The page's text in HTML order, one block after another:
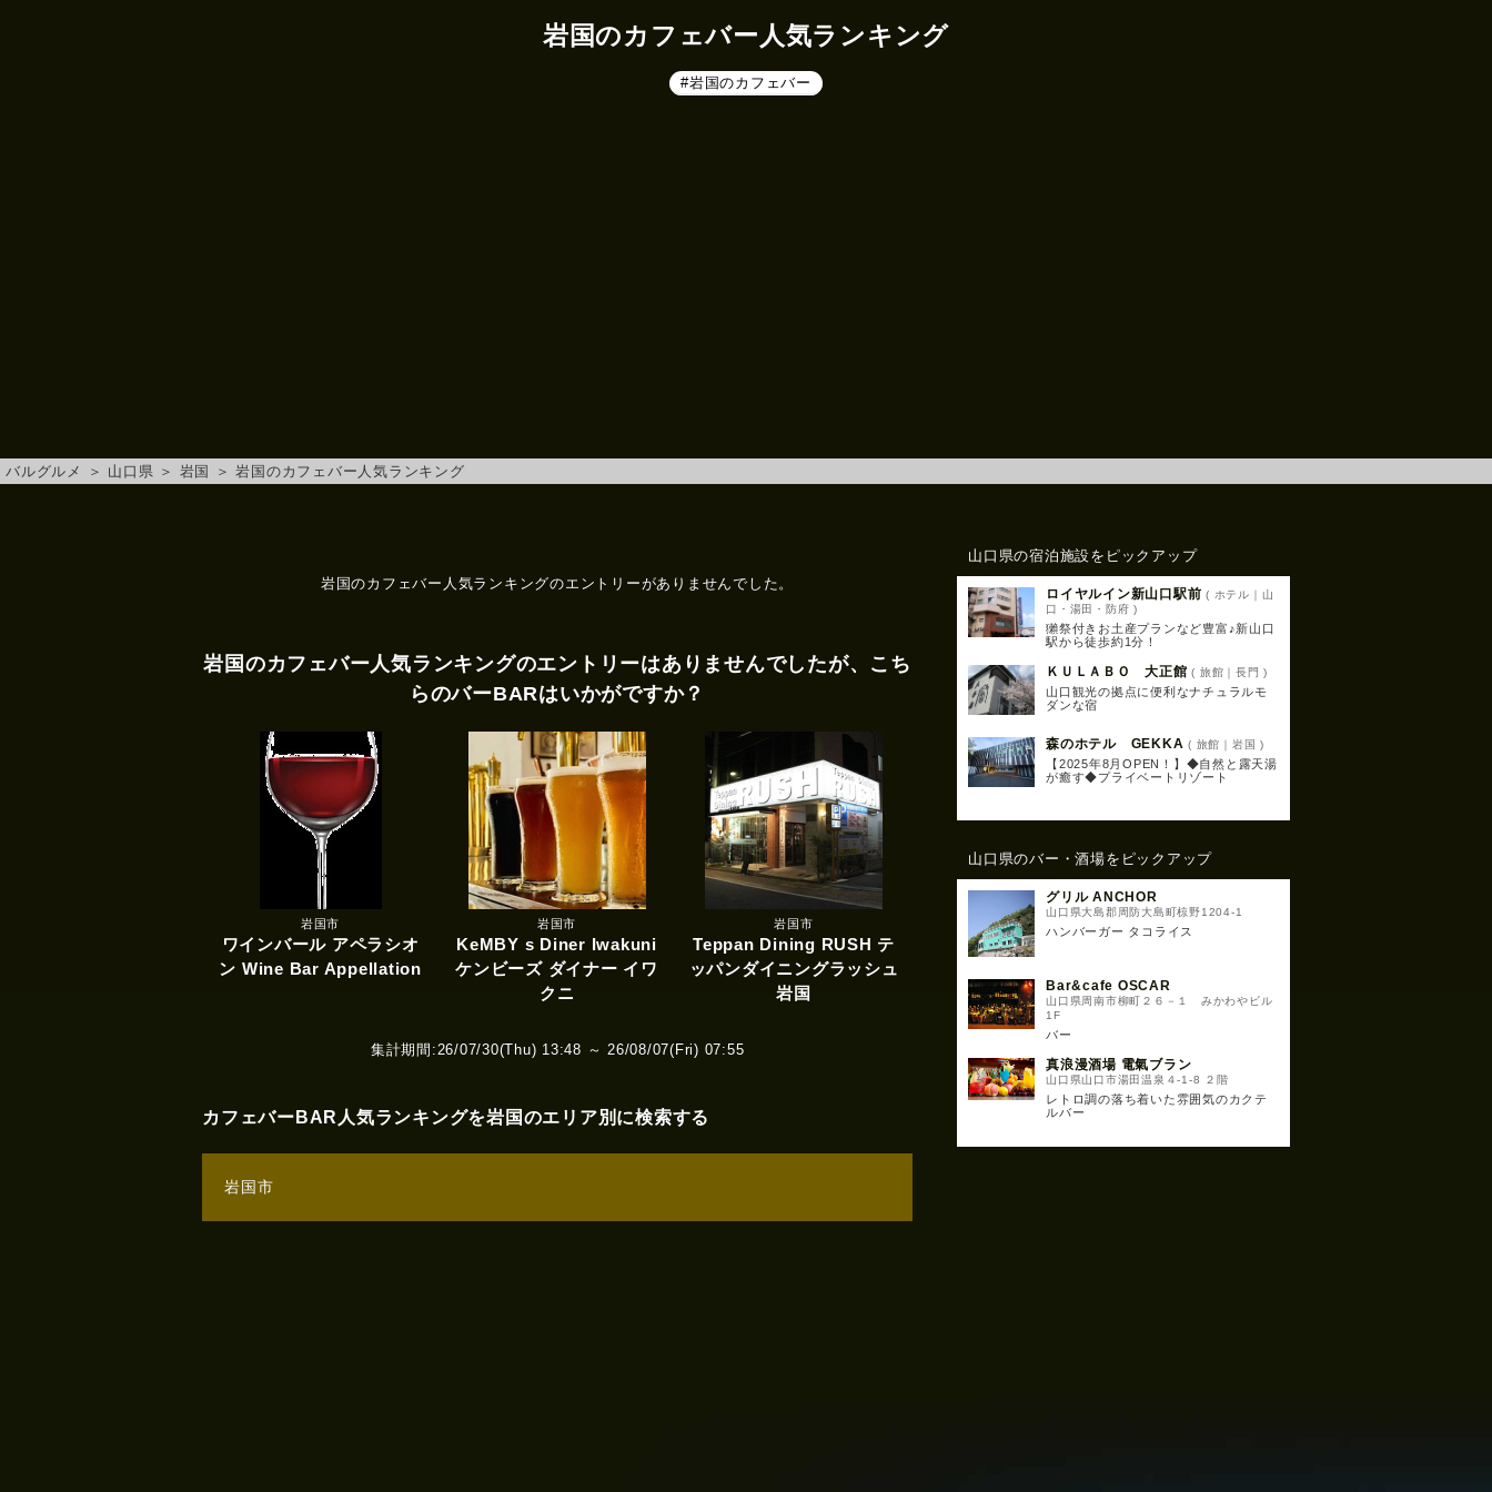
岩国のカフェバー人気ランキング
#岩国のカフェバー
バルグルメ ＞ 山口県 ＞ 岩国 ＞岩国のカフェバー人気ランキング
岩国のカフェバー人気ランキングのエントリーがありませんでした。
岩国のカフェバー人気ランキングのエントリーはありませんでしたが、こち
らのバーBARはいかがですか？
岩国市
ワインバール アペラシオ
ン Wine Bar Appellation
岩国市
KeMBY s Diner Iwakuni
ケンビーズ ダイナー イワ
クニ
岩国市
Teppan Dining RUSH テ
ッパンダイニングラッシュ
岩国
集計期間:26/07/30(Thu) 13:48 ～ 26/08/07(Fri) 07:55
カフェバーBAR人気ランキングを岩国のエリア別に検索する
岩国市
山口県の宿泊施設をピックアップ
ロイヤルイン新山口駅前 ( ホテル｜山
口・湯田・防府 )
獺祭付きお土産プランなど豊富♪新山口
駅から徒歩約1分！
ＫＵＬＡＢＯ 大正館 ( 旅館｜長門 )
山口観光の拠点に便利なナチュラルモ
ダンな宿
森のホテル GEKKA ( 旅館｜岩国 )
【2025年8月OPEN！】◆自然と露天湯
が癒す◆プライベートリゾート
山口県のバー・酒場をピックアップ
グリル ANCHOR
山口県大島郡周防大島町椋野1204-1
ハンバーガー タコライス
Bar&cafe OSCAR
山口県周南市柳町２６－１ みかわやビル
1F
バー
真浪漫酒場 電氣ブラン
山口県山口市湯田温泉４-1-8 ２階
レトロ調の落ち着いた雰囲気のカクテ
ルバー